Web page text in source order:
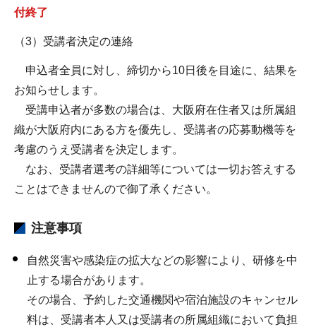
付終了
（3）受講者決定の連絡
申込者全員に対し、締切から10日後を目途に、結果を
お知らせします。
受講申込者が多数の場合は、大阪府在住者又は所属組
織が大阪府内にある方を優先し、受講者の応募動機等を
考慮のうえ受講者を決定します。
なお、受講者選考の詳細等については一切お答えする
ことはできませんので御了承ください。
注意事項
自然災害や感染症の拡大などの影響により、研修を中
止する場合があります。
その場合、予約した交通機関や宿泊施設のキャンセル
料は、受講者本人又は受講者の所属組織において負担